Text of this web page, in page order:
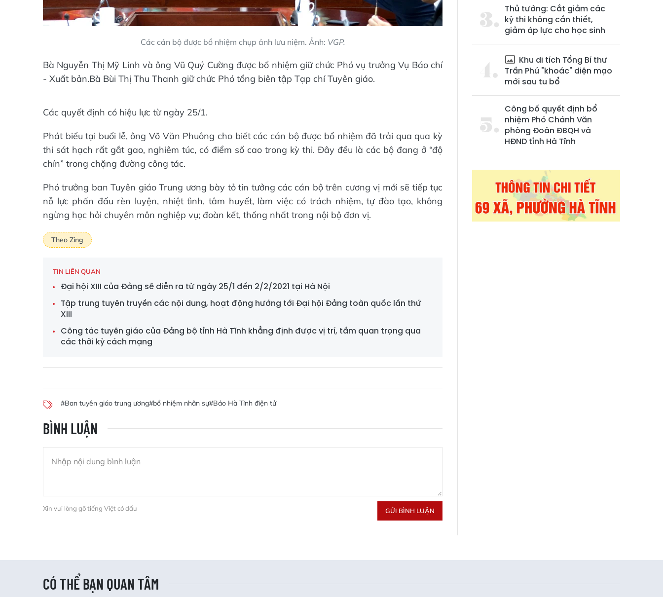
Các cán bộ được bổ nhiệm chụp ảnh lưu niệm. Ảnh: VGP.
Bà Nguyễn Thị Mỹ Linh và ông Vũ Quý Cường được bổ nhiệm giữ chức Phó vụ trưởng Vụ Báo chí
- Xuất bản.Bà Bùi Thị Thu Thanh giữ chức Phó tổng biên tập Tạp chí Tuyên giáo.
Các quyết định có hiệu lực từ ngày 25/1.
Phát biểu tại buổi lễ, ông Võ Văn Phuông cho biết các cán bộ được bổ nhiệm đã trải qua qua kỳ
thi sát hạch rất gắt gao, nghiêm túc, có điểm số cao trong kỳ thi. Đây đều là các bộ đang ở “độ
chín” trong chặng đường công tác.
Phó trưởng ban Tuyên giáo Trung ương bày tỏ tin tưởng các cán bộ trên cương vị mới sẽ tiếp tục
nỗ lực phấn đấu rèn luyện, nhiệt tình, tâm huyết, làm việc có trách nhiệm, tự đào tạo, không
ngừng học hỏi chuyên môn nghiệp vụ; đoàn kết, thống nhất trong nội bộ đơn vị.
Theo Zing
TIN LIÊN QUAN
Đại hội XIII của Đảng sẽ diễn ra từ ngày 25/1 đến 2/2/2021 tại Hà Nội
Tập trung tuyên truyền các nội dung, hoạt động hướng tới Đại hội Đảng toàn quốc lần thứ
XIII
Công tác tuyên giáo của Đảng bộ tỉnh Hà Tĩnh khẳng định được vị trí, tầm quan trọng qua
các thời kỳ cách mạng
#Ban tuyên giáo trung ương#bổ nhiệm nhân sự#Báo Hà Tĩnh điện tử
BÌNH LUẬN
Xin vui lòng gõ tiếng Việt có dấu GỬI BÌNH LUẬN
Thủ tướng: Cắt giảm các
kỳ thi không cần thiết,
giảm áp lực cho học sinh
Khu di tích Tổng Bí thư
Trần Phú "khoác" diện mạo
mới sau tu bổ
Công bố quyết định bổ
nhiệm Phó Chánh Văn
phòng Đoàn ĐBQH và
HĐND tỉnh Hà Tĩnh
CÓ THỂ BẠN QUAN TÂM